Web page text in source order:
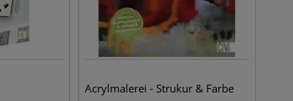
Acrylmalerei - Strukur & Farbe